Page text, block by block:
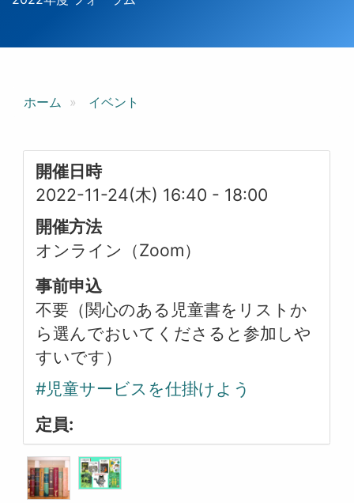
ホーム イベント
開催日時
2022-11-24(木) 16:40 - 18:00
開催方法
オンライン（Zoom）
事前申込
不要（関心のある児童書をリストか
ら選んでおいてくださると参加しや
すいです）
#児童サービスを仕掛けよう
定員: